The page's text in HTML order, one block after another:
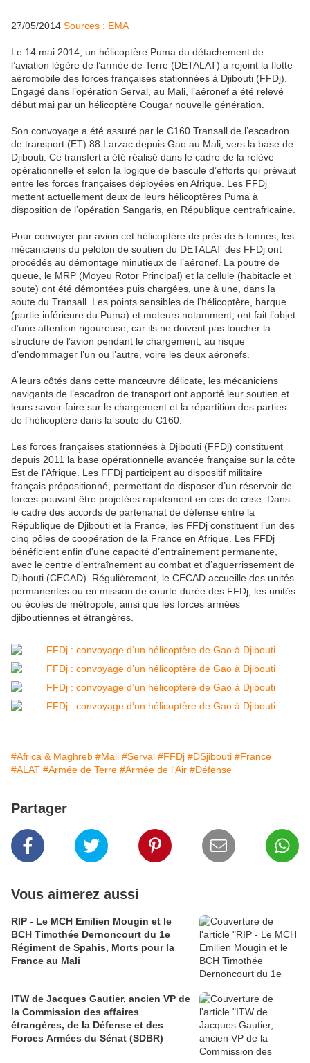
27/05/2014 Sources : EMA
Le 14 mai 2014, un hélicoptère Puma du détachement de
l’aviation légère de l’armée de Terre (DETALAT) a rejoint la flotte
aéromobile des forces françaises stationnées à Djibouti (FFDj).
Engagé dans l’opération Serval, au Mali, l’aéronef a été relevé
début mai par un hélicoptère Cougar nouvelle génération.
Son convoyage a été assuré par le C160 Transall de l’escadron
de transport (ET) 88 Larzac depuis Gao au Mali, vers la base de
Djibouti. Ce transfert a été réalisé dans le cadre de la relève
opérationnelle et selon la logique de bascule d’efforts qui prévaut
entre les forces françaises déployées en Afrique. Les FFDj
mettent actuellement deux de leurs hélicoptères Puma à
disposition de l’opération Sangaris, en République centrafricaine.
Pour convoyer par avion cet hélicoptère de près de 5 tonnes, les
mécaniciens du peloton de soutien du DETALAT des FFDj ont
procédés au démontage minutieux de l’aéronef. La poutre de
queue, le MRP (Moyeu Rotor Principal) et la cellule (habitacle et
soute) ont été démontées puis chargées, une à une, dans la
soute du Transall. Les points sensibles de l’hélicoptère, barque
(partie inférieure du Puma) et moteurs notamment, ont fait l’objet
d’une attention rigoureuse, car ils ne doivent pas toucher la
structure de l’avion pendant le chargement, au risque
d’endommager l’un ou l’autre, voire les deux aéronefs.
A leurs côtés dans cette manœuvre délicate, les mécaniciens
navigants de l’escadron de transport ont apporté leur soutien et
leurs savoir-faire sur le chargement et la répartition des parties
de l’hélicoptère dans la soute du C160.
Les forces françaises stationnées à Djibouti (FFDj) constituent
depuis 2011 la base opérationnelle avancée française sur la côte
Est de l’Afrique. Les FFDj participent au dispositif militaire
français prépositionné, permettant de disposer d’un réservoir de
forces pouvant être projetées rapidement en cas de crise. Dans
le cadre des accords de partenariat de défense entre la
République de Djibouti et la France, les FFDj constituent l’un des
cinq pôles de coopération de la France en Afrique. Les FFDj
bénéficient enfin d'une capacité d’entraînement permanente,
avec le centre d’entraînement au combat et d’aguerrissement de
Djibouti (CECAD). Régulièrement, le CECAD accueille des unités
permanentes ou en mission de courte durée des FFDj, les unités
ou écoles de métropole, ainsi que les forces armées
djiboutiennes et étrangères.
#Africa & Maghreb #Mali #Serval #FFDj #DSjibouti #France
#ALAT #Armée de Terre #Armée de l'Air #Défense
Partager
Vous aimerez aussi
RIP - Le MCH Emilien Mougin et le
BCH Timothée Dernoncourt du 1e
Régiment de Spahis, Morts pour la
France au Mali
ITW de Jacques Gautier, ancien VP de
la Commission des affaires
étrangères, de la Défense et des
Forces Armées du Sénat (SDBR)